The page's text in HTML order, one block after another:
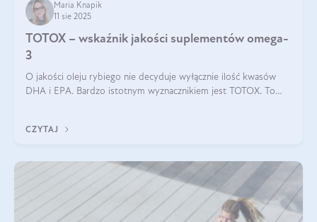
Maria Knapik
11 sie 2025
TOTOX – wskaźnik jakości suplementów omega-
3
O jakości oleju rybiego nie decyduje wyłącznie ilość kwasów
DHA i EPA. Bardzo istotnym wyznacznikiem jest TOTOX. To
CZYTAJ